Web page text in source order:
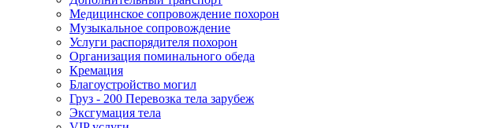
Медицинское сопровождение похорон
Музыкальное сопровождение
Услуги распорядителя похорон
Организация поминального обеда
Кремация
Благоустройство могил
Груз - 200 Перевозка тела зарубеж
Эксгумация тела